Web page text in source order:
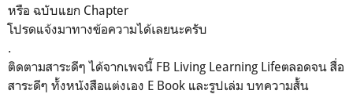
หรือ ฉบับแยก Chapter
โปรดแจ้งมาทางข้อความได้เลยนะครับ
.
ติดตามสาระดีๆ​ ได้จากเพจนี้​ FB Living Learning Lifeตลอดจน​ สื่อ
สาระดีๆ​ ทั้งหนังสือ​แต่งเอง​ E​ Book​ และรูปเล่ม บทความสั้น​